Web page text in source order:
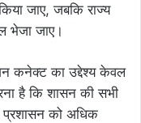
जाए, जबकि राज्य
भेजा जाए।
कनेक्ट का उद्देश्य केवल
है कि शासन की सभी
को अधिक